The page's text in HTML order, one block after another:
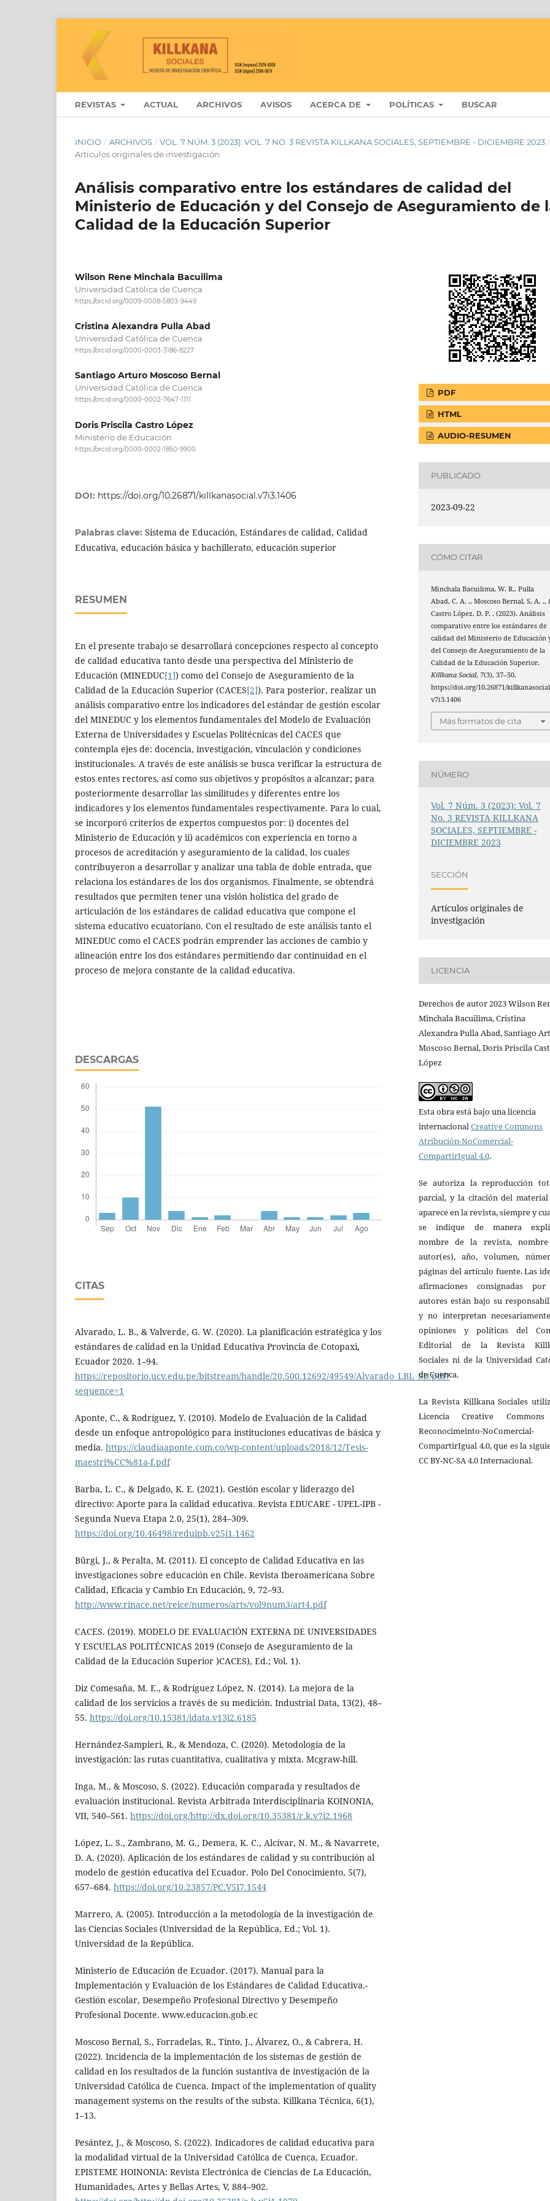
REVISTAS ACTUAL ARCHIVOS AVISOS ACERCA DE POLÍTICAS BUSCAR
INICIO / ARCHIVOS / VOL. 7 NÚM. 3 (2023): VOL. 7 NO. 3 REVISTA KILLKANA SOCIALES, SEPTIEMBRE - DICIEMBRE 2023 /
Artículos originales de investigación
Análisis comparativo entre los estándares de calidad del
Ministerio de Educación y del Consejo de Aseguramiento de
Calidad de la Educación Superior
Wilson Rene Minchala Bacuilima
Universidad Católica de Cuenca
https://orcid.org/0009-0008-5803-9449
Cristina Alexandra Pulla Abad
Universidad Católica de Cuenca
https://orcid.org/0000-0003-3186-8227
Santiago Arturo Moscoso Bernal
Universidad Católica de Cuenca
https://orcid.org/0000-0002-7647-1111
Doris Priscila Castro López
Ministerio de Educación
https://orcid.org/0000-0002-1850-9900
DOI: https://doi.org/10.26871/killkanasocial.v7i3.1406
Palabras clave: Sistema de Educación, Estándares de calidad, Calidad
Educativa, educación básica y bachillerato, educación superior
RESUMEN
En el presente trabajo se desarrollará concepciones respecto al concepto
de calidad educativa tanto desde una perspectiva del Ministerio de
Educación (MINEDUC[1]) como del Consejo de Aseguramiento de la
Calidad de la Educación Superior (CACES[2]). Para posterior, realizar un
análisis comparativo entre los indicadores del estándar de gestión escolar
del MINEDUC y los elementos fundamentales del Modelo de Evaluación
Externa de Universidades y Escuelas Politécnicas del CACES que
contempla ejes de: docencia, investigación, vinculación y condiciones
institucionales. A través de este análisis se busca verificar la estructura de
estos entes rectores, así como sus objetivos y propósitos a alcanzar; para
posteriormente desarrollar las similitudes y diferentes entre los
indicadores y los elementos fundamentales respectivamente. Para lo cual,
se incorporó criterios de expertos compuestos por: i) docentes del
Ministerio de Educación y ii) académicos con experiencia en torno a
procesos de acreditación y aseguramiento de la calidad, los cuales
contribuyeron a desarrollar y analizar una tabla de doble entrada, que
relaciona los estándares de los dos organismos. Finalmente, se obtendrá
resultados que permiten tener una visión holística del grado de
articulación de los estándares de calidad educativa que compone el
sistema educativo ecuatoriano. Con el resultado de este análisis tanto el
MINEDUC como el CACES podrán emprender las acciones de cambio y
alineación entre los dos estándares permitiendo dar continuidad en el
proceso de mejora constante de la calidad educativa.
DESCARGAS
CITAS
Alvarado, L. B., & Valverde, G. W. (2020). La planificación estratégica y los
estándares de calidad en la Unidad Educativa Provincia de Cotopaxi,
Ecuador 2020. 1–94.
https://repositorio.ucv.edu.pe/bitstream/handle/20.500.12692/49549/Alvarado_LBL_SD.pdf?
sequence=1
Aponte, C., & Rodríguez, Y. (2010). Modelo de Evaluación de la Calidad
desde un enfoque antropológico para instituciones educativas de básica y
media. https://claudiaaponte.com.co/wp-content/uploads/2018/12/Tesis-
maestri%CC%81a-f.pdf
Barba, L. C., & Delgado, K. E. (2021). Gestión escolar y liderazgo del
directivo: Aporte para la calidad educativa. Revista EDUCARE - UPEL-IPB -
Segunda Nueva Etapa 2.0, 25(1), 284–309.
https://doi.org/10.46498/reduipb.v25i1.1462
Bürgi, J., & Peralta, M. (2011). El concepto de Calidad Educativa en las
investigaciones sobre educación en Chile. Revista Iberoamericana Sobre
Calidad, Eficacia y Cambio En Educación, 9, 72–93.
http://www.rinace.net/reice/numeros/arts/vol9num3/art4.pdf
CACES. (2019). MODELO DE EVALUACIÓN EXTERNA DE UNIVERSIDADES
Y ESCUELAS POLITÉCNICAS 2019 (Consejo de Aseguramiento de la
Calidad de la Educación Superior )CACES), Ed.; Vol. 1).
Diz Comesaña, M. E., & Rodríguez López, N. (2014). La mejora de la
calidad de los servicios a través de su medición. Industrial Data, 13(2), 48–
55. https://doi.org/10.15381/idata.v13i2.6185
Hernández-Sampieri, R., & Mendoza, C. (2020). Metodología de la
investigación: las rutas cuantitativa, cualitativa y mixta. Mcgraw-hill.
Inga, M., & Moscoso, S. (2022). Educación comparada y resultados de
evaluación institucional. Revista Arbitrada Interdisciplinaria KOINONIA,
VII, 540–561. https://doi.org/http://dx.doi.org/10.35381/r.k.v7i2.1968
López, L. S., Zambrano, M. G., Demera, K. C., Alcívar, N. M., & Navarrete,
D. A. (2020). Aplicación de los estándares de calidad y su contribución al
modelo de gestión educativa del Ecuador. Polo Del Conocimiento, 5(7),
657–684. https://doi.org/10.23857/PC.V5I7.1544
Marrero, A. (2005). Introducción a la metodología de la investigación de
las Ciencias Sociales (Universidad de la República, Ed.; Vol. 1).
Universidad de la República.
Ministerio de Educación de Ecuador. (2017). Manual para la
Implementación y Evaluación de los Estándares de Calidad Educativa.-
Gestión escolar, Desempeño Profesional Directivo y Desempeño
Profesional Docente. www.educacion.gob.ec
Moscoso Bernal, S., Forradelas, R., Tinto, J., Álvarez, O., & Cabrera, H.
(2022). Incidencia de la implementación de los sistemas de gestión de
calidad en los resultados de la función sustantiva de investigación de la
Universidad Católica de Cuenca. Impact of the implementation of quality
management systems on the results of the substa. Killkana Técnica, 6(1),
1–13.
Pesántez, J., & Moscoso, S. (2022). Indicadores de calidad educativa para
la modalidad virtual de la Universidad Católica de Cuenca, Ecuador.
EPISTEME HOINONIA: Revista Electrónica de Ciencias de La Educación,
Humanidades, Artes y Bellas Artes, V, 884–902.
PDF
HTML
AUDIO-RESUMEN
PUBLICADO
2023-09-22
CÓMO CITAR
Minchala Bacuilima, W. R., Pulla
Abad, C. A. ., Moscoso Bernal, S. A. .,
Castro López, D. P. . (2023). Análisis
comparativo entre los estándares de
calidad del Ministerio de Educación
del Consejo de Aseguramiento de la
Calidad de la Educación Superior.
Killkana Social, 7(3), 37–50.
https://doi.org/10.26871/
v7i3.1406
Más formatos de cita
NÚMERO
Vol. 7 Núm. 3 (2023): Vol. 7
No. 3 REVISTA KILLKANA
SOCIALES, SEPTIEMBRE -
DICIEMBRE 2023
SECCIÓN
Artículos originales de
investigación
LICENCIA
Derechos de autor 2023 Wilson
Minchala Bacuilima, Cristina
Alexandra Pulla Abad, Santiago
Moscoso Bernal, Doris Priscila
López
Esta obra está bajo una licencia
internacional Creative Commons
Atribución-NoComercial-
CompartirIgual 4.0.
Se autoriza la reproducción
parcial, y la citación del
aparece en la revista, siempre y
se indique de manera
nombre de la revista,
autor(es), año, volumen,
páginas del artículo fuente. Las
afirmaciones consignadas
autores están bajo su
y no interpretan
opiniones y políticas del
Editorial de la Revista
Sociales ni de la Universidad
de Cuenca.
La Revista Killkana Sociales
Licencia Creative
Reconocimeinto-NoComercial-
CompartirIgual 4.0, que es la
CC BY-NC-SA 4.0 Internacional.